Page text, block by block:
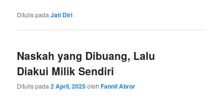
Ditulis pada Jati Diri
Naskah yang Dibuang, Lalu
Diakui Milik Sendiri
Ditulis pada2 April, 2025olehFannil Abror